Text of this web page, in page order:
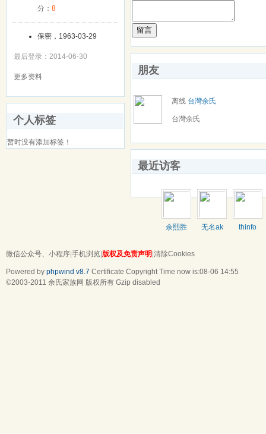
分： 8
保密，1963-03-29
最后登录：2014-06-30
更多资料
个人标签
暂时没有添加标签！
留言
朋友
离线 台灣余氏
台灣余氏
最近访客
余熙胜 无名ak thinfo
微信公众号、小程序 手机浏览 版权及免责声明 清除Cookies
Powered by phpwind v8.7 Certificate Copyright Time now is:08-06 14:55
©2003-2011 余氏家族网 版权所有 Gzip disabled